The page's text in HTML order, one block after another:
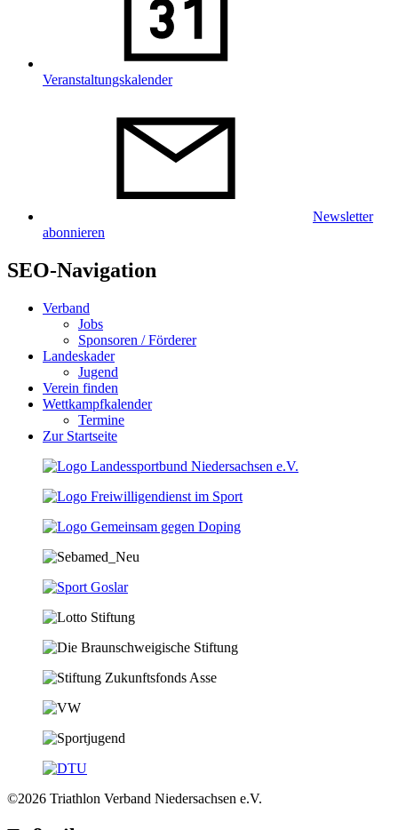
Veranstaltungskalender
Newsletter
abonnieren
SEO-Navigation
Verband
Jobs
Sponsoren / Förderer
Landeskader
Jugend
Verein finden
Wettkampfkalender
Termine
Zur Startseite
©2026 Triathlon Verband Niedersachsen e.V.